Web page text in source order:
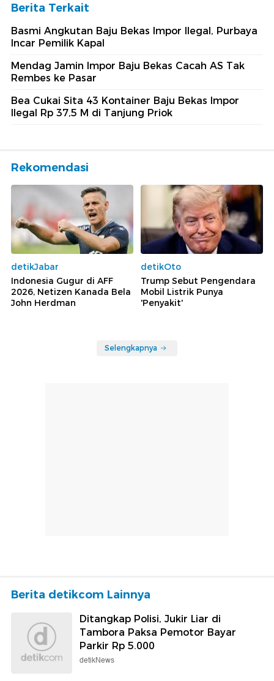
Berita Terkait
Basmi Angkutan Baju Bekas Impor Ilegal, Purbaya
Incar Pemilik Kapal
Mendag Jamin Impor Baju Bekas Cacah AS Tak
Rembes ke Pasar
Bea Cukai Sita 43 Kontainer Baju Bekas Impor
Ilegal Rp 37,5 M di Tanjung Priok
Rekomendasi
detikJabar
Indonesia Gugur di AFF
2026, Netizen Kanada Bela
John Herdman
detikOto
Trump Sebut Pengendara
Mobil Listrik Punya
'Penyakit'
Selengkapnya
Berita detikcom Lainnya
Ditangkap Polisi, Jukir Liar di
Tambora Paksa Pemotor Bayar
Parkir Rp 5.000
detikNews